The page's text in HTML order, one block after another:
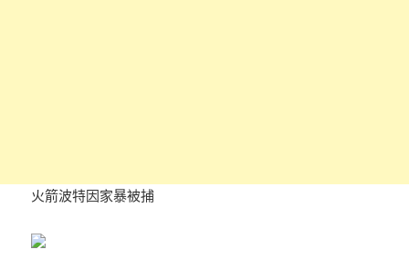
火箭波特因家暴被捕